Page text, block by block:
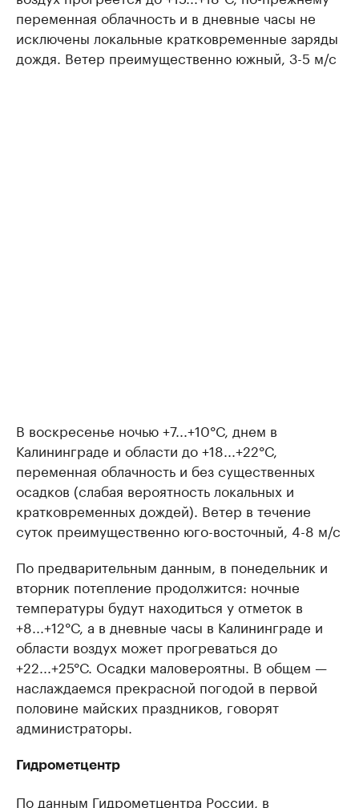
переменная облачность и в дневные часы не
исключены локальные кратковременные заряды
дождя. Ветер преимущественно южный, 3-5 м/с
В воскресенье ночью +7...+10°С, днем в
Калининграде и области до +18...+22°С,
переменная облачность и без существенных
осадков (слабая вероятность локальных и
кратковременных дождей). Ветер в течение
суток преимущественно юго-восточный, 4-8 м/с
По предварительным данным, в понедельник и
вторник потепление продолжится: ночные
температуры будут находиться у отметок в
+8...+12°С, а в дневные часы в Калининграде и
области воздух может прогреваться до
+22...+25°С. Осадки маловероятны. В общем —
наслаждаемся прекрасной погодой в первой
половине майских праздников, говорят
администраторы.
Гидрометцентр
По данным Гидрометцентра России, в